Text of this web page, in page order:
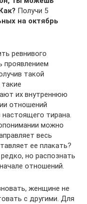
Получи 5
на октябрь
ревнивого
проявлением
такой
их внутреннюю
отношений
настоящего тирана.
можно
весь
ее плакать?
но распознать
отношений.
женщине не
с другими. Для